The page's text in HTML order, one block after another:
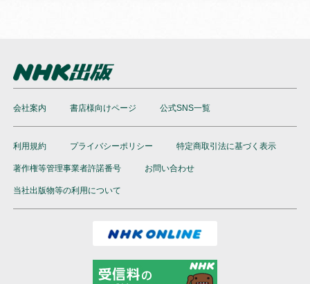
会社案内 書店様向けページ 公式SNS一覧
利用規約 プライバシーポリシー 特定商取引法に基づく表示
著作権等管理事業者許諾番号 お問い合わせ
当社出版物等の利用について